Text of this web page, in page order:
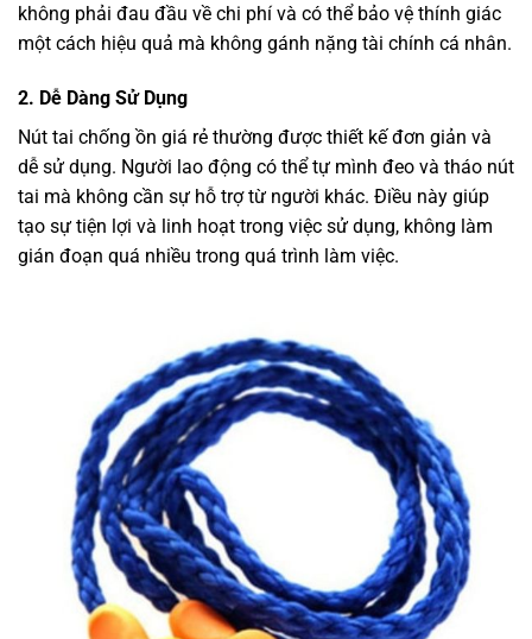
không phải đau đầu về chi phí và có thể bảo vệ thính giác
một cách hiệu quả mà không gánh nặng tài chính cá nhân.
2. Dễ Dàng Sử Dụng
Nút tai chống ồn giá rẻ thường được thiết kế đơn giản và
dễ sử dụng. Người lao động có thể tự mình đeo và tháo nút
tai mà không cần sự hỗ trợ từ người khác. Điều này giúp
tạo sự tiện lợi và linh hoạt trong việc sử dụng, không làm
gián đoạn quá nhiều trong quá trình làm việc.